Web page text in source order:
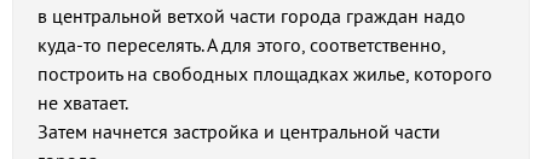
в центральной ветхой части города граждан надо
куда-то переселять. А для этого, соответственно,
построить на свободных площадках жилье, которого
не хватает.
Затем начнется застройка и центральной части